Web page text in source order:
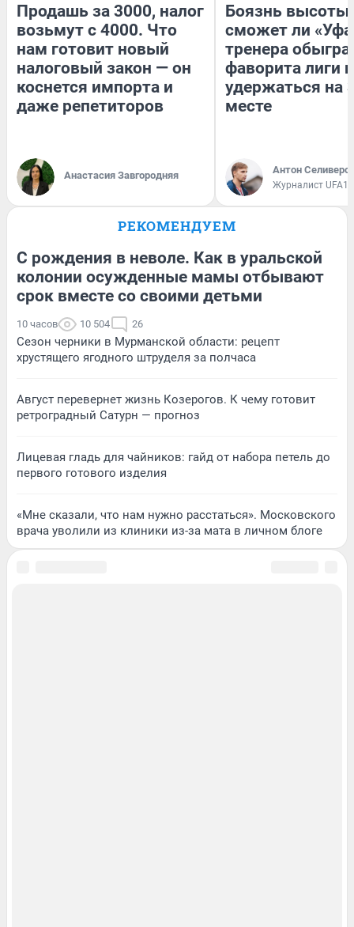
Продашь за 3000, налог
возьмут с 4000. Что
нам готовит новый
налоговый закон — он
коснется импорта и
даже репетиторов
Анастасия Завгородняя
Боязнь высоты:
сможет ли
тренера
фаворита лиги и
удержаться на
месте
Антон
Журналист
РЕКОМЕНДУЕМ
С рождения в неволе. Как в уральской
колонии осужденные мамы отбывают
срок вместе со своими детьми
10 часов 10 504 26
Сезон черники в Мурманской области: рецепт
хрустящего ягодного штруделя за полчаса
Август перевернет жизнь Козерогов. К чему готовит
ретроградный Сатурн — прогноз
Лицевая гладь для чайников: гайд от набора петель до
первого готового изделия
«Мне сказали, что нам нужно расстаться». Московского
врача уволили из клиники из-за мата в личном блоге